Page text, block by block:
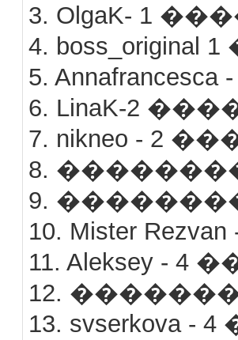
3. OlgaK- 1
4.
5.
6. LinaK-2
7. nikneo - 2
8.
9.
10. Mister
11. Aleksey -
12.
13. svserkova